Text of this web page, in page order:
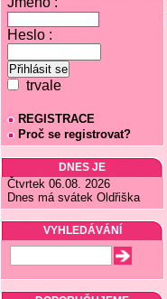
Heslo :
trvale
REGISTRACE
Proč se registrovat?
DNES JE
Čtvrtek 06.08. 2026
Dnes má svátek Oldřiška
VYHLEDÁVÁNÍ